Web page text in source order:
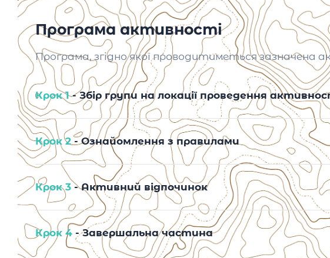
Програма активності
Програма, згідно якої проводитиметься зазначена
Крок 1- Збір групи на локації проведення
Крок 2- Ознайомлення з правилами
Крок 3 - Активний відпочинок
Крок 4 - Завершальна частина